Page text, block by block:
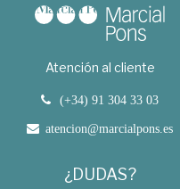
Atención al cliente
(+34) 91 304 33 03
atencion@marcialpons.es
¿DUDAS?